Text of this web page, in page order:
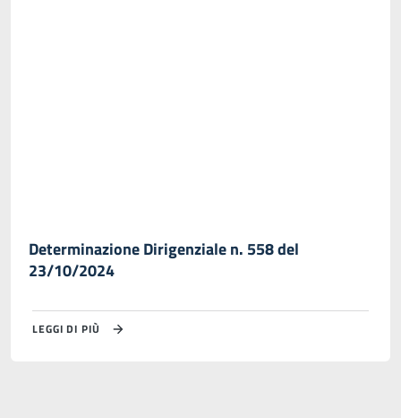
Determinazione Dirigenziale n. 558 del
23/10/2024
LEGGI DI PIÙ